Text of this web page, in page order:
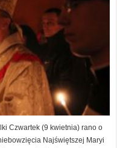
Czwartek (9 kwietnia) rano o
Najświętszej Maryi